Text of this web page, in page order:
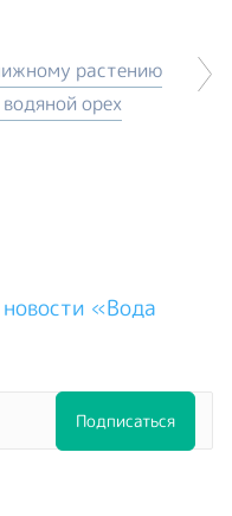
растению
орех
«Вода